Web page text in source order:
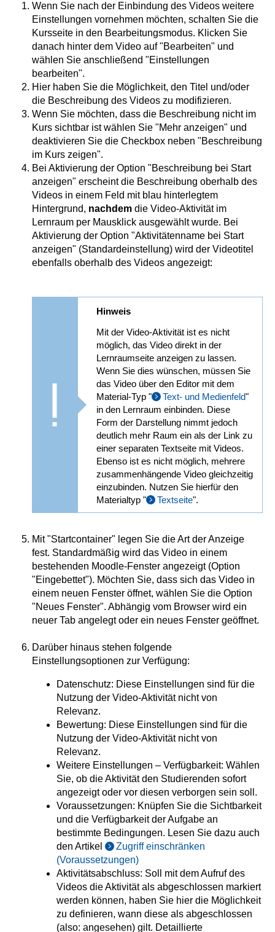
Wenn Sie nach der Einbindung des Videos weitere
Einstellungen vornehmen möchten, schalten Sie die
Kursseite in den Bearbeitungsmodus. Klicken Sie
danach hinter dem Video auf "Bearbeiten" und
wählen Sie anschließend "Einstellungen
bearbeiten".
Hier haben Sie die Möglichkeit, den Titel und/oder
die Beschreibung des Videos zu modifizieren.
Wenn Sie möchten, dass die Beschreibung nicht im
Kurs sichtbar ist wählen Sie "Mehr anzeigen" und
deaktivieren Sie die Checkbox neben "Beschreibung
im Kurs zeigen".
Bei Aktivierung der Option "Beschreibung bei Start
anzeigen" erscheint die Beschreibung oberhalb des
Videos in einem Feld mit blau hinterlegtem
Hintergrund, nachdem die Video-Aktivität im
Lernraum per Mausklick ausgewählt wurde. Bei
Aktivierung der Option "Aktivitätenname bei Start
anzeigen" (Standardeinstellung) wird der Videotitel
ebenfalls oberhalb des Videos angezeigt:
Hinweis
Mit der Video-Aktivität ist es nicht
möglich, das Video direkt in der
Lernraumseite anzeigen zu lassen.
Wenn Sie dies wünschen, müssen Sie
das Video über den Editor mit dem
Material-Typ "
Text- und Medienfeld"
in den Lernraum einbinden. Diese
Form der Darstellung nimmt jedoch
deutlich mehr Raum ein als der Link zu
einer separaten Textseite mit Videos.
Ebenso ist es nicht möglich, mehrere
zusammenhängende Video gleichzeitig
einzubinden. Nutzen Sie hierfür den
Materialtyp "
Textseite".
Mit "Startcontainer" legen Sie die Art der Anzeige
fest. Standardmäßig wird das Video in einem
bestehenden Moodle-Fenster angezeigt (Option
"Eingebettet"). Möchten Sie, dass sich das Video in
einem neuen Fenster öffnet, wählen Sie die Option
"Neues Fenster". Abhängig vom Browser wird ein
neuer Tab angelegt oder ein neues Fenster geöffnet.
Darüber hinaus stehen folgende
Einstellungsoptionen zur Verfügung:
Datenschutz: Diese Einstellungen sind für die
Nutzung der Video-Aktivität nicht von
Relevanz.
Bewertung: Diese Einstellungen sind für die
Nutzung der Video-Aktivität nicht von
Relevanz.
Weitere Einstellungen – Verfügbarkeit: Wählen
Sie, ob die Aktivität den Studierenden sofort
angezeigt oder vor diesen verborgen sein soll.
Voraussetzungen: Knüpfen Sie die Sichtbarkeit
und die Verfügbarkeit der Aufgabe an
bestimmte Bedingungen. Lesen Sie dazu auch
den Artikel
Zugriff einschränken
(Voraussetzungen)
Aktivitätsabschluss: Soll mit dem Aufruf des
Videos die Aktivität als abgeschlossen markiert
werden können, haben Sie hier die Möglichkeit
zu definieren, wann diese als abgeschlossen
(also: angesehen) gilt. Detaillierte